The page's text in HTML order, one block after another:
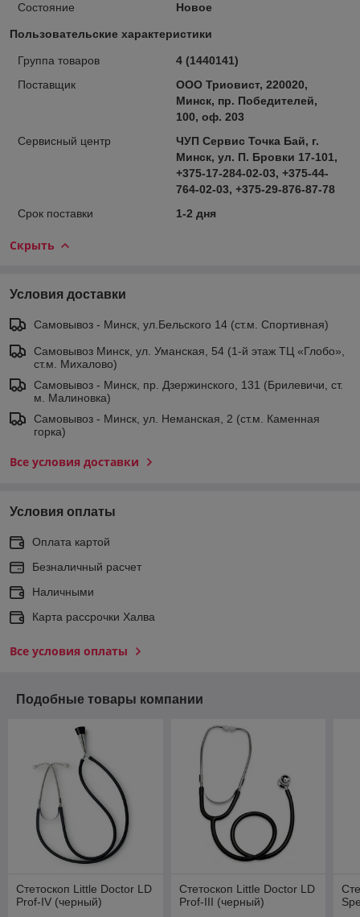
Состояние Новое
Пользовательские характеристики
Группа товаров
4 (1440141)
Поставщик
ООО Триовист, 220020,
Минск, пр. Победителей,
100, оф. 203
Сервисный центр
ЧУП Сервис Точка Бай, г.
Минск, ул. П. Бровки 17-101,
+375-17-284-02-03, +375-44-
764-02-03, +375-29-876-87-78
Срок поставки
1-2 дня
Скрыть
Условия доставки
Самовывоз - Минск, ул.Бельского 14 (ст.м. Спортивная)
Самовывоз Минск, ул. Уманская, 54 (1-й этаж ТЦ «Глобо»,
ст.м. Михалово)
Самовывоз - Минск, пр. Дзержинского, 131 (Брилевичи, ст.
м. Малиновка)
Самовывоз - Минск, ул. Неманская, 2 (ст.м. Каменная
горка)
Все условия доставки
Условия оплаты
Оплата картой
Безналичный расчет
Наличными
Карта рассрочки Халва
Все условия оплаты
Подобные товары компании
Стетоскоп Little Doctor LD
Prof-IV (черный)
Стетоскоп Little Doctor LD
Prof-III (черный)